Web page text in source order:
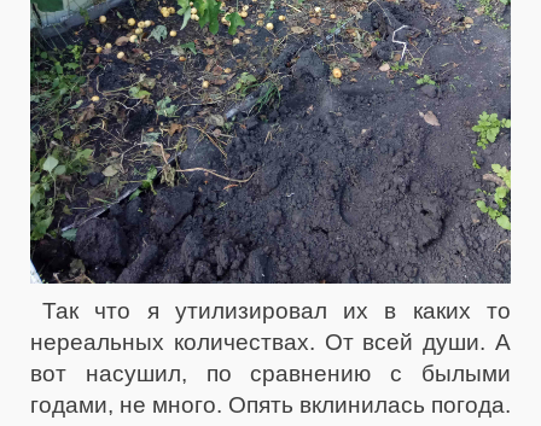
Так что я утилизировал их в каких то
нереальных количествах. От всей души. А
вот насушил, по сравнению с былыми
годами, не много. Опять вклинилась погода.